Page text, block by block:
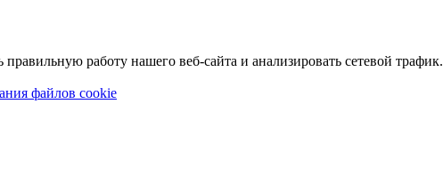
работу нашего веб-сайта и анализировать сетевой трафик.
файлов cookie